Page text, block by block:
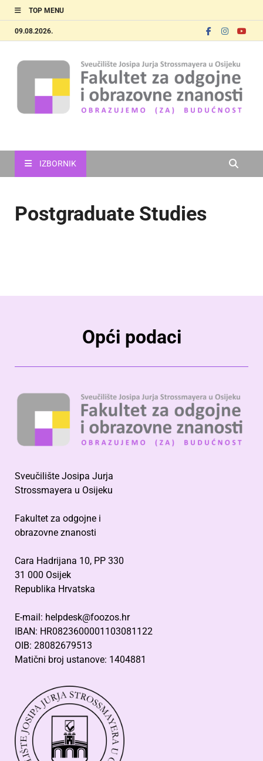
TOP MENU
09.08.2026.
IZBORNIK
Postgraduate Studies
Opći podaci
Sveučilište Josipa Jurja
Strossmayera u Osijeku
Fakultet za odgojne i
obrazovne znanosti
Cara Hadrijana 10, PP 330
31 000 Osijek
Republika Hrvatska
E-mail: helpdesk@foozos.hr
IBAN: HR0823600001103081122
OIB: 28082679513
Matični broj ustanove: 1404881